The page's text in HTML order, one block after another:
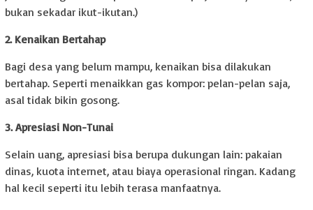
bukan sekadar ikut-ikutan.)
2. Kenaikan Bertahap
Bagi desa yang belum mampu, kenaikan bisa dilakukan
bertahap. Seperti menaikkan gas kompor: pelan-pelan saja,
asal tidak bikin gosong.
3. Apresiasi Non-Tunai
Selain uang, apresiasi bisa berupa dukungan lain: pakaian
dinas, kuota internet, atau biaya operasional ringan. Kadang
hal kecil seperti itu lebih terasa manfaatnya.